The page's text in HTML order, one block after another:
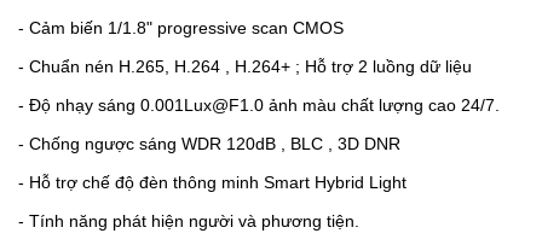
- Cảm biến 1/1.8" progressive scan CMOS
- Chuẩn nén H.265, H.264 , H.264+ ; Hỗ trợ 2 luồng dữ liệu
- Độ nhạy sáng 0.001Lux@F1.0 ảnh màu chất lượng cao 24/7.
- Chống ngược sáng WDR 120dB , BLC , 3D DNR
- Hỗ trợ chế độ đèn thông minh Smart Hybrid Light
- Tính năng phát hiện người và phương tiện.